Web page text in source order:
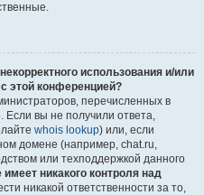
использования и/или
этой конференцией?
перечисленных в
вы не получили ответа,
whois lookup) или, если
домене (например, chat.ru,
или техподдержкой данного
имеет никакого контроля над
никакой ответственности за то,